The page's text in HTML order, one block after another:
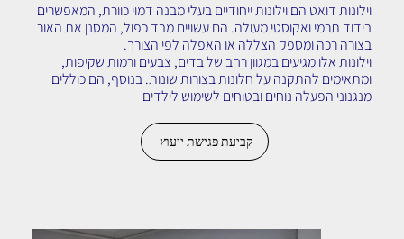
וילונות דואט הם וילונות ייחודיים בעלי מבנה דמוי כוורת, המאפשרים
בידוד תרמי ואקוסטי מעולה. הם עשויים מבד כפול, המסנן את האור
בצורה רכה ומספק הצללה או האפלה לפי הצורך.
וילונות אלו מגיעים במגוון רחב של בדים, צבעים ורמות שקיפות,
ומתאימים להתקנה על חלונות בצורות שונות. בנוסף, הם כוללים
מנגנוני הפעלה נוחים ובטוחים לשימוש לילדים
קביעת פגישת ייעוץ